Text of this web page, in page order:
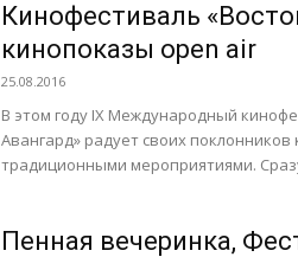
Кинофестиваль
кинопоказы open air
25.08.2016
В этом году IX Международный
Авангард» радует своих
традиционными мероприятиями.
Пенная вечеринка,